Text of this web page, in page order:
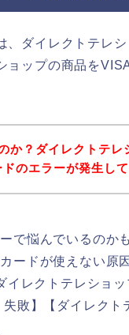
、ダイレクトテレ
ョップの商品を
か？ダイレクトテ
のエラーが発生して
で悩んでいるのか
ードが使えない原
イレクトテレショ
敗】【ダイレク